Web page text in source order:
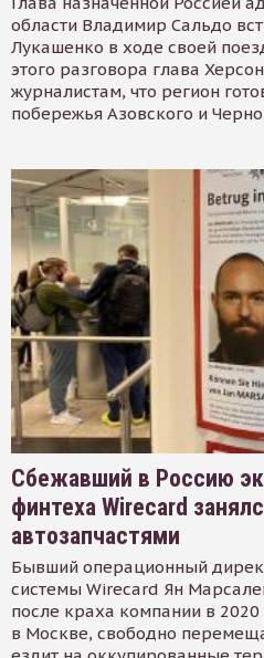
области Владимир Сальдо
Лукашенко в ходе своей
этого разговора глава
журналистам, что регион
побережья Азовского и
Сбежавший в Россию
финтеха Wirecard
автозапчастями
Бывший операционный
системы Wirecard Ян
после краха компании в 2020
в Москве, свободно